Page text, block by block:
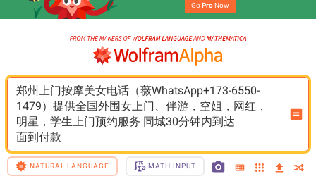
Go Pro Now
郑州上门按摩美女电话（薇WhatsApp+173-6550-
1479）提供全国外围女上门、伴游，空姐，网红，
明星，学生上门预约服务 同城30分钟内到达
面到付款
NATURAL LANGUAGE MATH INPUT